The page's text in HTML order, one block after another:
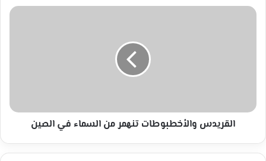
القريدس
القريدس والأخطبوطات تنهمر من السماء في الصين